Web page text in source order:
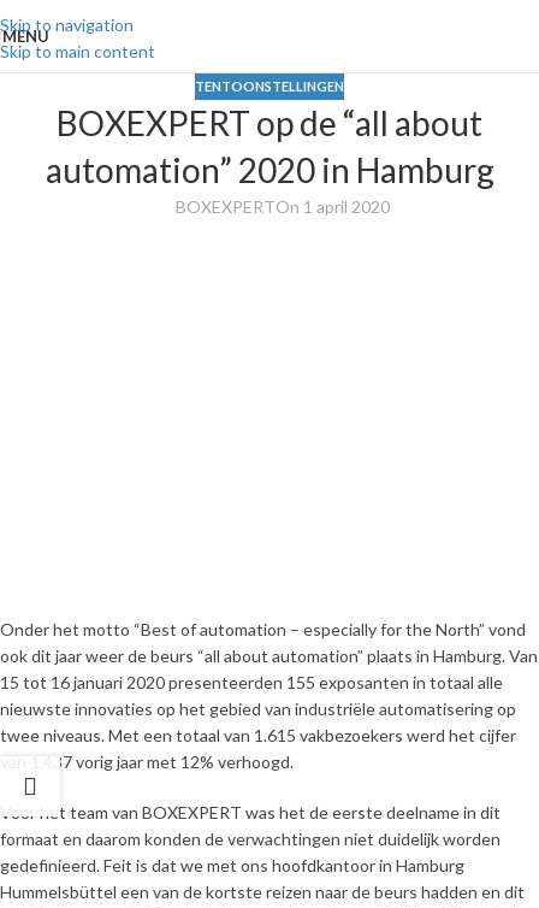
Skip to navigation
Skip to main content
MENU
TENTOONSTELLINGEN
BOXEXPERT op de “all about
automation” 2020 in Hamburg
BOXEXPERTOn 1 april 2020
Onder het motto “Best of automation – especially for the North” vond
ook dit jaar weer de beurs “all about automation” plaats in Hamburg. Van
15 tot 16 januari 2020 presenteerden 155 exposanten in totaal alle
nieuwste innovaties op het gebied van industriële automatisering op
twee niveaus. Met een totaal van 1.615 vakbezoekers werd het cijfer
van 1.437 vorig jaar met 12% verhoogd.
Voor het team van BOXEXPERT was het de eerste deelname in dit
formaat en daarom konden de verwachtingen niet duidelijk worden
gedefinieerd. Feit is dat we met ons hoofdkantoor in Hamburg
Hummelsbüttel een van de kortste reizen naar de beurs hadden en dit